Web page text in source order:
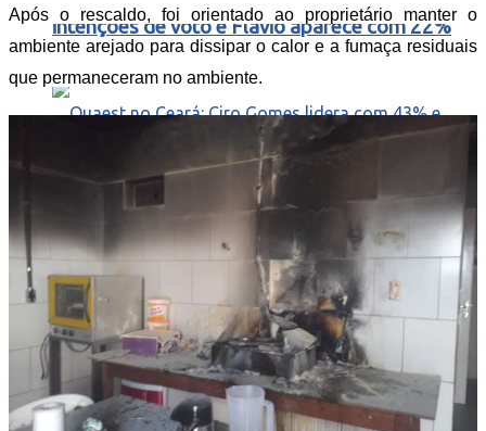
intenções de voto e Flavio aparece com 22%
Quaest no Ceará: Ciro Gomes lidera com 43% e
Elmano tem 33% na corrida pelo Governo do
Estado
Após o rescaldo, foi orientado ao proprietário manter o
ambiente arejado para dissipar o calor e a fumaça residuais
que permaneceram no ambiente.